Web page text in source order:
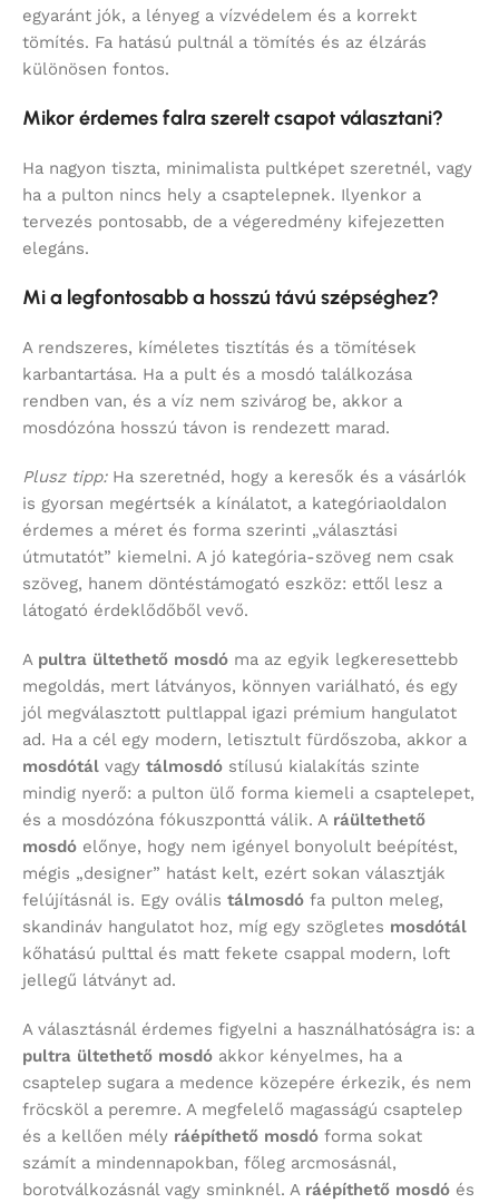
egyaránt jók, a lényeg a vízvédelem és a korrekt
tömítés. Fa hatású pultnál a tömítés és az élzárás
különösen fontos.
Mikor érdemes falra szerelt csapot választani?
Ha nagyon tiszta, minimalista pultképet szeretnél, vagy
ha a pulton nincs hely a csaptelepnek. Ilyenkor a
tervezés pontosabb, de a végeredmény kifejezetten
elegáns.
Mi a legfontosabb a hosszú távú szépséghez?
A rendszeres, kíméletes tisztítás és a tömítések
karbantartása. Ha a pult és a mosdó találkozása
rendben van, és a víz nem szivárog be, akkor a
mosdózóna hosszú távon is rendezett marad.
Plusz tipp:Ha szeretnéd, hogy a keresők és a vásárlók
is gyorsan megértsék a kínálatot, a kategóriaoldalon
érdemes a méret és forma szerinti „választási
útmutatót” kiemelni. A jó kategória-szöveg nem csak
szöveg, hanem döntéstámogató eszköz: ettől lesz a
látogató érdeklődőből vevő.
A pultra ültethető mosdó ma az egyik legkeresettebb
megoldás, mert látványos, könnyen variálható, és egy
jól megválasztott pultlappal igazi prémium hangulatot
ad. Ha a cél egy modern, letisztult fürdőszoba, akkor a
mosdótál vagy tálmosdó stílusú kialakítás szinte
mindig nyerő: a pulton ülő forma kiemeli a csaptelepet,
és a mosdózóna fókuszponttá válik. A ráültethető
mosdó előnye, hogy nem igényel bonyolult beépítést,
mégis „designer” hatást kelt, ezért sokan választják
felújításnál is. Egy ovális tálmosdó fa pulton meleg,
skandináv hangulatot hoz, míg egy szögletes mosdótál
kőhatású pulttal és matt fekete csappal modern, loft
jellegű látványt ad.
A választásnál érdemes figyelni a használhatóságra is: a
pultra ültethető mosdó akkor kényelmes, ha a
csaptelep sugara a medence közepére érkezik, és nem
fröcsköl a peremre. A megfelelő magasságú csaptelep
és a kellően mély ráépíthető mosdó forma sokat
számít a mindennapokban, főleg arcmosásnál,
borotválkozásnál vagy sminknél. A ráépíthető mosdó és